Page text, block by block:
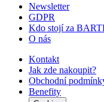
Newsletter
GDPR
Kdo stojí za
O nás
Kontakt
Jak zde nakoupit?
Obchodní
Benefity